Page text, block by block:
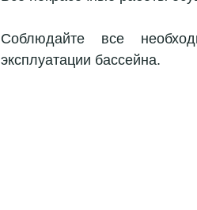
Соблюдайте все
эксплуатации бассейна.